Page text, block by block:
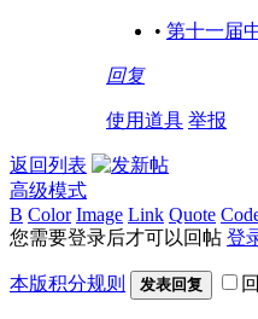
• 第十一届
回复
使用道具 举报
返回列表
高级模式
B Color Image Link Quote
您需要登录后才可以回帖 登
本版积分规则 发表回复